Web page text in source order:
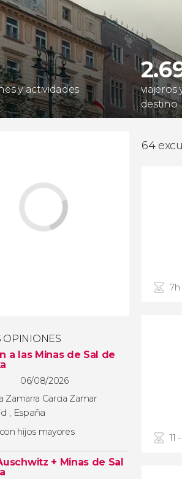
y actividades
viajeros
destino
OPINIONES
a las Minas de Sal de
06/08/2026
Zamarra Garcia Zamar
, España
hijos mayores
+ Minas de Sal
64
7h
11